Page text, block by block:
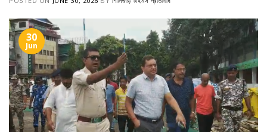
30
Jun